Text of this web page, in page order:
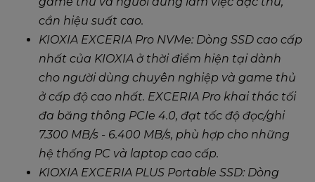
cần hiệu suất cao.
KIOXIA EXCERIA Pro NVMe: Dòng SSD cao cấp
nhất của KIOXIA ở thời điểm hiện tại dành
cho người dùng chuyên nghiệp và game thủ
ở cấp độ cao nhất. EXCERIA Pro khai thác tối
đa băng thông PCIe 4.0, đạt tốc độ đọc/ghi
7.300 MB/s - 6.400 MB/s, phù hợp cho những
hệ thống PC và laptop cao cấp.
KIOXIA EXCERIA PLUS Portable SSD: Dòng